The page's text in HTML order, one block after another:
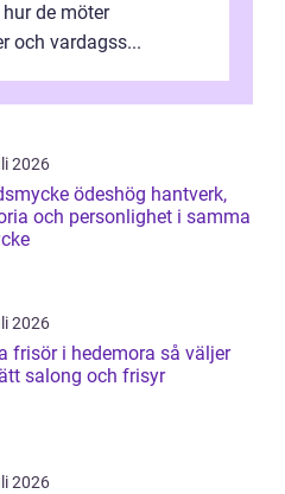
de möter
och vardagss...
2026
ödeshög hantverk,
och personlighet i samma
2026
i hedemora så väljer
salong och frisyr
2026